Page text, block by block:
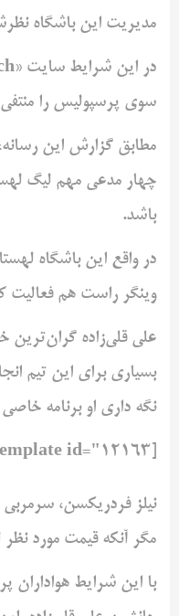
مدیریت این باشگاه
سوی پرسپولیس را منتفی
چهار مدعی مهم لیگ
باشد.
در واقع این باشگاه
وینگر راست هم فعالیت
علی قلی‌زاده
بسیاری برای این تیم
نگه داری او برنامه
نیلز فردریکسن،
مگر آنکه قیمت مورد نظر لخ، 3 میلیون یورو را بپردازد که رقم سنگینی
با این شرایط هواداران